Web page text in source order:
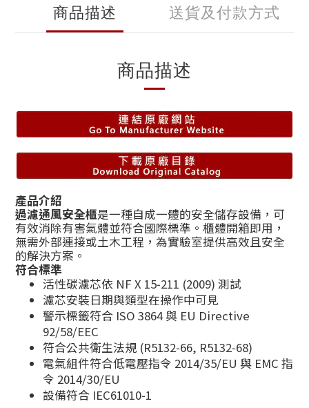
商品描述 送貨及付款方式
商品描述
產品介紹
過濾通風安全櫃是一種自成一體的安全儲存設備，可
有效消除有害氣體並符合國際標準。櫃體開箱即用，
無需外部連接或土木工程，為實驗室提供高效且安全
的解決方案。
符合標準
活性碳濾芯依 NF X 15‑211 (2009) 測試
濾芯安裝日期與類型在操作中可見
警示標籤符合 ISO 3864 與 EU Directive
92/58/EEC
符合公共衛生法規 (R5132‑66, R5132‑68)
電氣組件符合低電壓指令 2014/35/EU 與 EMC 指
令 2014/30/EU
設備符合 IEC61010‑1